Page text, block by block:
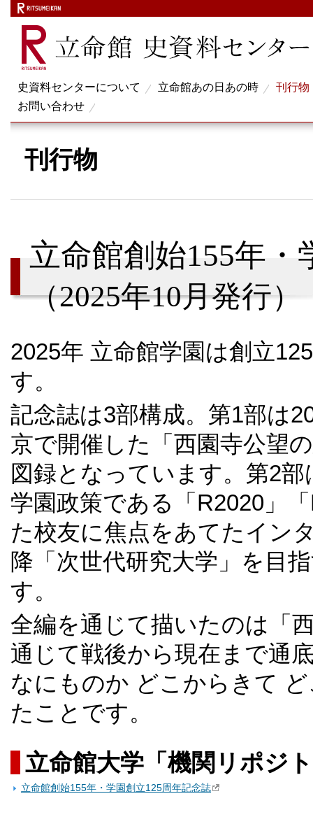
史資料センターについて 立命館あの日あの時
刊行物
お問い合わせ
刊行物
立命館創始155年・
（2025年10⽉発⾏）
2025年 立命館学園は創立
す。
記念誌は3部構成。第1部は
京で開催した「西園寺公望
図録となっています。第2
学園政策である「R2020」
た校友に焦点をあてたイン
降「次世代研究大学」を目
す。
全編を通じて描いたのは「
通じて戦後から現在まで通
なにものか どこからきて
たことです。
立命館大学「機関リポジ
立命館創始155年・学園創立125周年記念誌